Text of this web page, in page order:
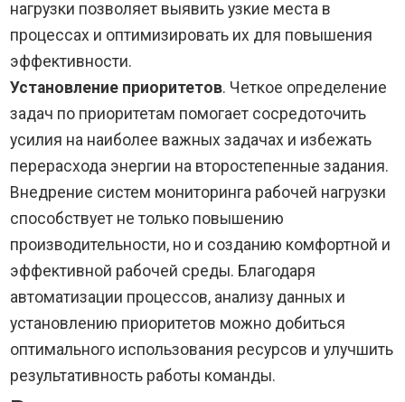
нагрузки позволяет выявить узкие места в
процессах и оптимизировать их для повышения
эффективности.
Установление приоритетов. Четкое определение
задач по приоритетам помогает сосредоточить
усилия на наиболее важных задачах и избежать
перерасхода энергии на второстепенные задания.
Внедрение систем мониторинга рабочей нагрузки
способствует не только повышению
производительности, но и созданию комфортной и
эффективной рабочей среды. Благодаря
автоматизации процессов, анализу данных и
установлению приоритетов можно добиться
оптимального использования ресурсов и улучшить
результативность работы команды.